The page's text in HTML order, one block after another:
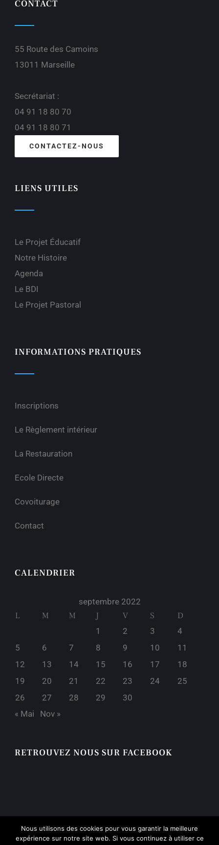
CONTACT
55 Route des Camoins
13011 Marseille
Secrétariat :
04 91 18 80 70
04 91 18 80 71
CONTACTEZ-NOUS
LIENS UTILES
Le Projet Éducatif
Notre Histoire
Agenda
Le BDI
Le Projet Pastoral
INFORMATIONS PRATIQUES
Inscriptions
Le Règlement intérieur
La Restauration
Ecole Directe
Covoiturage
Contact
CALENDRIER
septembre 2022
L M M J V S D
1 2 3
4
5
6 7 8 9 10
11
12
13 14 15 16 17
18
19
20 21 22 23 24
25
26
27 28 29
30
« Mai
Nov »
RETROUVEZ NOUS SUR FACEBOOK
Nous utilisons des cookies pour vous garantir la meilleure
expérience sur notre site web. Si vous continuez à utiliser ce